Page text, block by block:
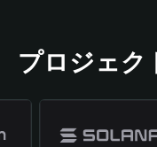
プロジェク